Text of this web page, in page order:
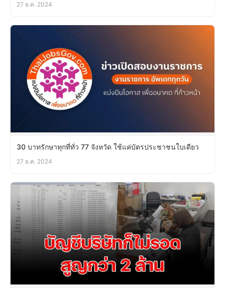
27 ธ.ค. 2024
30 บาทรักษาทุกที่ทั่ว 77 จังหวัด ใช้แค่บัตรประชาชนใบเดียว
27 ธ.ค. 2024